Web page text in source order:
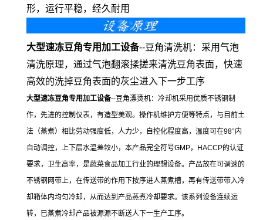
形，运行平稳，经久耐用
大型速冻豆角专用加工设备--豆角清洗机：采用气泡
清洗原理，通过气泡翻滚揉搓来清洗豆角表面，快速
高效的洗掉豆角表面的灰尘进入下一步工序
大型速冻豆角专用加工设备--豆角漂烫机：冷却机采用优质不锈钢制
作，先进的控制仪表，有造型美观。操作机维护方便等特点，与目前土
法（蒸煮）相比劳动强度低，人力少，自控化程度高，温度可在98°内
自动调控，上下层水温差较小，本产品完全符号GMP，HACCP的认证
要求，卫生高率，是蔬菜食品加工行业的理想设备。产品放在可调速的
不锈钢网带上，在传送带的作用下按序进人蒸煮槽，再有传送带带入冷
却箱体内均匀冷却，从而达到产品蒸煮冷却要求。该系列设备连续运
转，已蒸煮冷却产品被源源不断送人下一生产工序。